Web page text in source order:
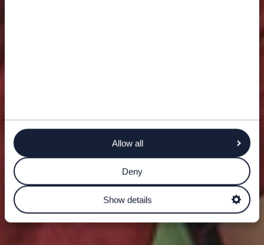
Allow all
Deny
Show details